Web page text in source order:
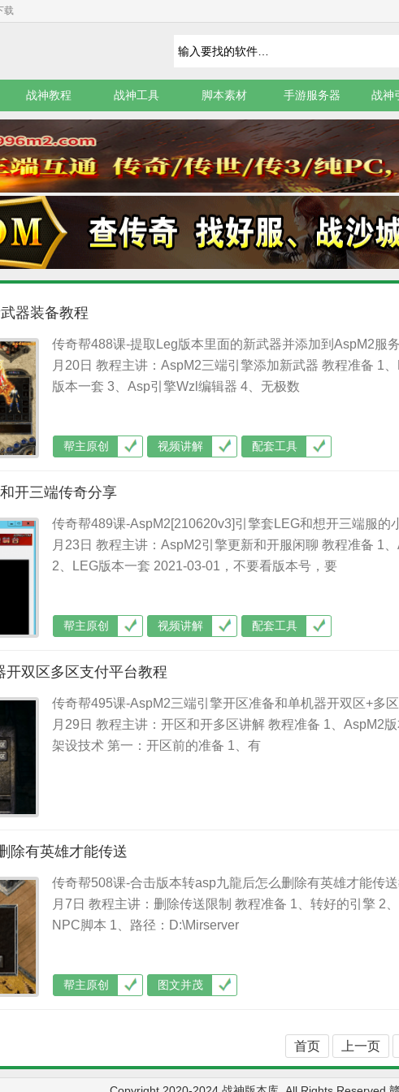
载
战神教程 战神工具 脚本素材 手游服务器 战神
器装备教程
传奇帮488课-提取Leg版本里面的新武器并添加到AspM2服
月20日 教程主讲：AspM2三端引擎添加新武器 教程准备 1
版本一套 3、Asp引擎Wzl编辑器 4、无极数
帮主原创 视频讲解 配套工具
开三端传奇分享
传奇帮489课-AspM2[210620v3]引擎套LEG和想开三端服的
月23日 教程主讲：AspM2引擎更新和开服闲聊 教程准备 1
2、LEG版本一套 2021-03-01，不要看版本号，要
帮主原创 视频讲解 配套工具
开双区多区支付平台教程
传奇帮495课-AspM2三端引擎开区准备和单机器开双区+多
月29日 教程主讲：开区和开多区讲解 教程准备 1、AspM2
架设技术 第一：开区前的准备 1、有
除有英雄才能传送
传奇帮508课-合击版本转asp九龍后怎么删除有英雄才能传
月7日 教程主讲：删除传送限制 教程准备 1、转好的引擎 2
NPC脚本 1、路径：D:\Mirserver
帮主原创 图文并茂
首页 上一页